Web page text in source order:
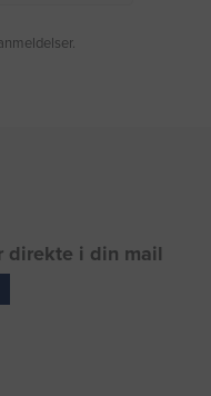
direkte i din mail